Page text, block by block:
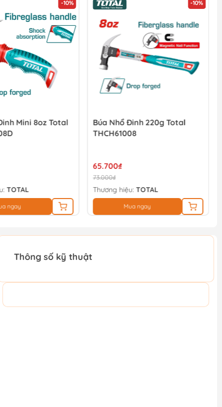
-10%
Mini 8oz Total
TOTAL
ngay
-10%
Búa Nhổ Đinh 220g Total
THCH61008
65.700₫
73.000₫
Thương hiệu:TOTAL
Mua ngay
Thông số kỹ thuật